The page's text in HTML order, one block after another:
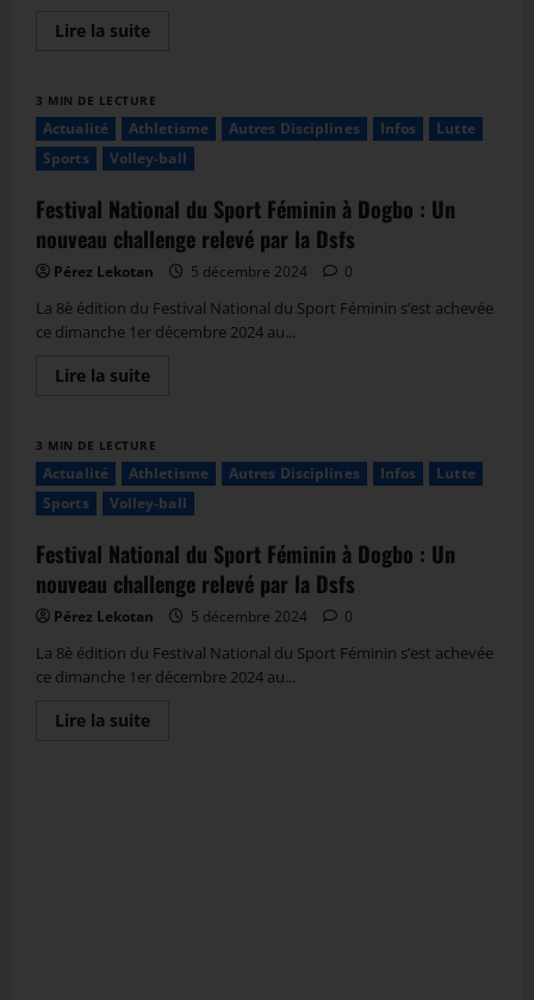
Lire la suite
3 MIN DE LECTURE
Actualité Athletisme Autres Disciplines Infos
Lutte
Sports
Volley-ball
Festival National du Sport Féminin à Dogbo : Un
nouveau challenge relevé par la Dsfs
Pérez Lekotan 5 décembre 2024 0
La 8è édition du Festival National du Sport Féminin s’est achevée
ce dimanche 1er décembre 2024 au...
Lire la suite
3 MIN DE LECTURE
Actualité Athletisme Autres Disciplines Infos
Lutte
Sports
Volley-ball
Festival National du Sport Féminin à Dogbo : Un
nouveau challenge relevé par la Dsfs
Pérez Lekotan 5 décembre 2024 0
La 8è édition du Festival National du Sport Féminin s’est achevée
ce dimanche 1er décembre 2024 au...
Lire la suite